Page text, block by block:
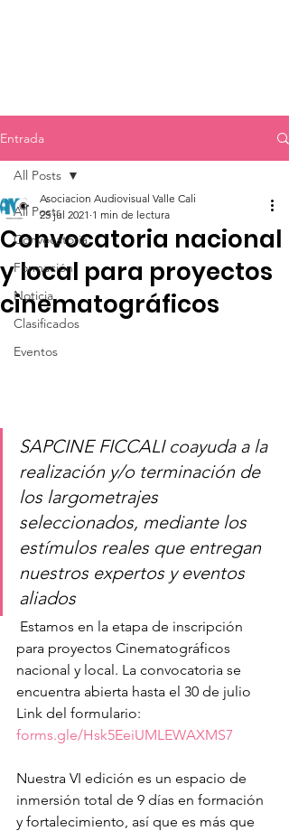
Entrada
All Posts
Convocatoria
Formación
Noticia
Clasificados
Eventos
All Posts
Convocatoria nacional
y local para proyectos
cinematográficos
Asociacion Audiovisual Valle Cali
25 jul 2021 1 min de lectura
SAPCINE FICCALI coayuda a la
realización y/o terminación de
los largometrajes
seleccionados, mediante los
estímulos reales que entregan
nuestros expertos y eventos
aliados
para proyectos Cinematográficos
nacional y local. La convocatoria se
encuentra abierta hasta el 30 de julio
Link del formulario:
forms.gle/Hsk5EeiUMLEWAXMS7
Nuestra VI edición es un espacio de
inmersión total de 9 días en formación
y fortalecimiento, así que es más que